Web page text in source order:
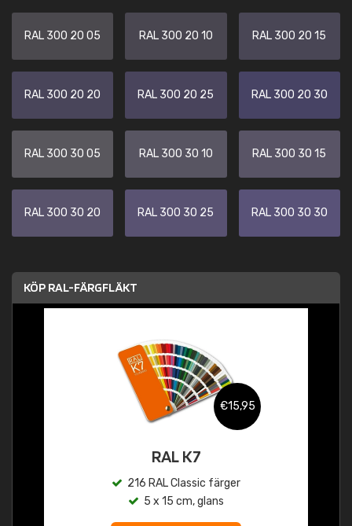
RAL 300 20 05 RAL 300 20 10 RAL 300 20 15
RAL 300 20 20 RAL 300 20 25 RAL 300 20 30
RAL 300 30 05 RAL 300 30 10 RAL 300 30 15
RAL 300 30 20 RAL 300 30 25 RAL 300 30 30
KÖP RAL-FÄRGFLÄKT
€15,95
RAL K7
216 RAL Classic färger
5 x 15 cm, glans